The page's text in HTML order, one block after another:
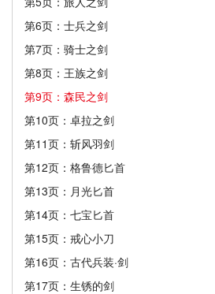
第6页：士兵之剑
第7页：骑士之剑
第8页：王族之剑
第9页：森民之剑
第10页：卓拉之剑
第11页：斩风羽剑
第12页：格鲁德匕首
第13页：月光匕首
第14页：七宝匕首
第15页：戒心小刀
第16页：古代兵装·剑
第17页：生锈的剑